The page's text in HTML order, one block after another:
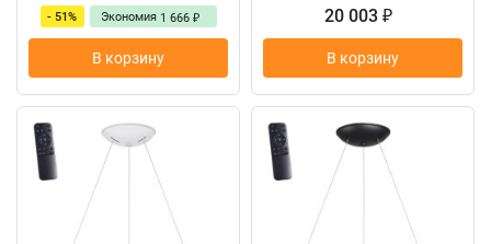
- 51% Экономия 1 666 ₽
В корзину
20 003 ₽
В корзину